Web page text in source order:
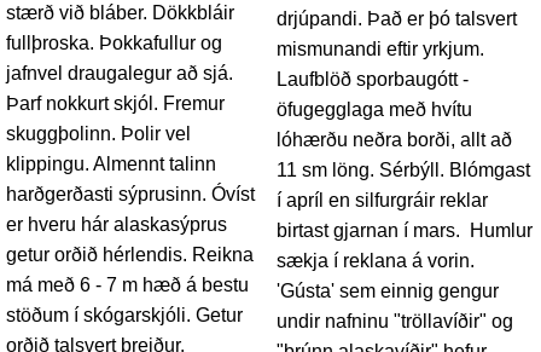
stærð við bláber. Dökkbláir
fullþroska. Þokkafullur og
jafnvel draugalegur að sjá.
Þarf nokkurt skjól. Fremur
skuggþolinn. Þolir vel
klippingu. Almennt talinn
harðgerðasti sýprusinn. Óvíst
er hveru hár alaskasýprus
getur orðið hérlendis. Reikna
má með 6 - 7 m hæð á bestu
stöðum í skógarskjóli. Getur
orðið talsvert breiður.
drjúpandi. Það er þó talsvert
mismunandi eftir yrkjum.
Laufblöð sporbaugótt -
öfugegglaga með hvítu
lóhærðu neðra borði, allt að
11 sm löng. Sérbýll. Blómgast
í apríl en silfurgráir reklar
birtast gjarnan í mars. Humlur
sækja í reklana á vorin.
'Gústa' sem einnig gengur
undir nafninu "tröllavíðir" og